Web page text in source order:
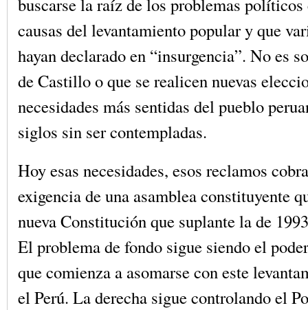
causas del levantamiento popular y que
hayan declarado en “insurgencia”. No es
de Castillo o que se realicen nuevas
necesidades más sentidas del pueblo
siglos sin ser contempladas.
Hoy esas necesidades, esos reclamos
exigencia de una asamblea constituyente
nueva Constitución que suplante la de
El problema de fondo sigue siendo el
que comienza a asomarse con este
el Perú. La derecha sigue controlando el